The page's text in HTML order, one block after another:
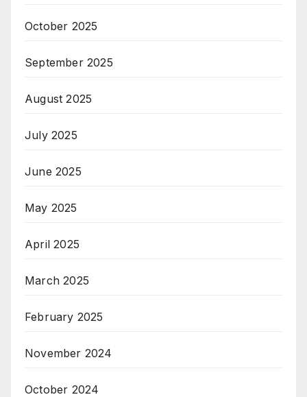
October 2025
September 2025
August 2025
July 2025
June 2025
May 2025
April 2025
March 2025
February 2025
November 2024
October 2024